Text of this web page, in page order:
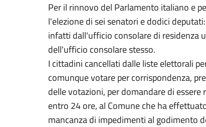
Per il rinnovo del Parlamento italiano e
l'elezione di sei senatori e dodici
infatti dall'ufficio consolare di residenza
dell'ufficio consolare stesso.
I cittadini cancellati dalle liste elettorali
comunque votare per corrispondenza,
delle votazioni, per domandare di
entro 24 ore, al Comune che ha
mancanza di impedimenti al godimento